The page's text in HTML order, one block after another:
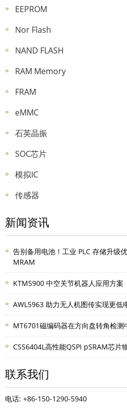
EEPROM
Nor Flash
NAND FLASH
RAM Memory
FRAM
eMMC
石英晶振
SOC芯片
模拟IC
传感器
新闻资讯
告别备用电池！工业 PLC 存储升级
MRAM
KTM5900 中空关节机器人应用方案
AWL5963 助力无人机图传实现更低
MT6701磁编码器在方向盘转角检测
CSS6404L高性能QSPI pSRAM芯片
联系我们
电话: +86-150-1290-5940